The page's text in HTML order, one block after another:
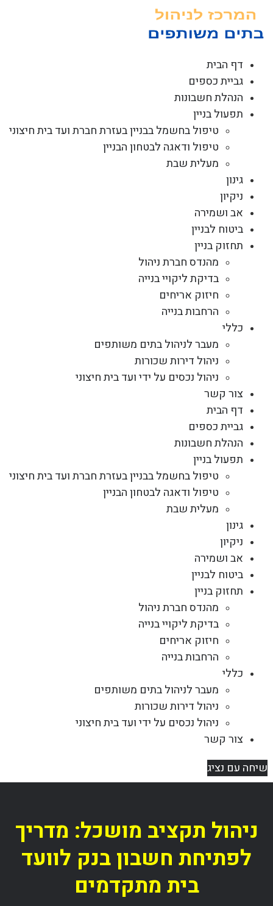
דף הבית
גביית כספים
הנהלת חשבונות
תפעול בניין
טיפול בחשמל בבניין בעזרת חברת ועד בית חיצוני
טיפול ודאגה לבטחון הבניין
מעלית שבת
גינון
ניקיון
אב ושמירה
ביטוח לבניין
תחזוק בניין
מהנדס חברת ניהול
בדיקת ליקויי בנייה
חיזוק אריחים
הרחבות בנייה
כללי
מעבר לניהול בתים משותפים
ניהול דירות שכורות
ניהול נכסים על ידי ועד בית חיצוני
צור קשר
דף הבית
גביית כספים
הנהלת חשבונות
תפעול בניין
טיפול בחשמל בבניין בעזרת חברת ועד בית חיצוני
טיפול ודאגה לבטחון הבניין
מעלית שבת
גינון
ניקיון
אב ושמירה
ביטוח לבניין
תחזוק בניין
מהנדס חברת ניהול
בדיקת ליקויי בנייה
חיזוק אריחים
הרחבות בנייה
כללי
מעבר לניהול בתים משותפים
ניהול דירות שכורות
ניהול נכסים על ידי ועד בית חיצוני
צור קשר
שיחה עם נציג
ניהול תקציב מושכל: מדריך
לפתיחת חשבון בנק לוועד
בית מתקדמים